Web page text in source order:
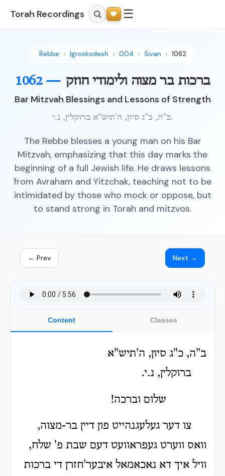
Torah Recordings ☰
Rebbe Igroskodesh 004 Sivan 1062
1062 — ברכות בר מצוה ולימודי חוזק
Bar Mitzvah Blessings and Lessons of Strength
ב"ה, כ"ג סיון, ה'תיש"א ברוקלין, נ.י.
The Rebbe blesses a young man on his Bar
Mitzvah, emphasizing that this day marks the
beginning of a full Jewish life. He draws lessons
from Avraham and Yitzchak, teaching not to be
intimidated by those who mock or oppose, but
to stand strong in Torah and mitzvos.
← Prev Next →
Content Classes
ב"ה, כ"ג סיון, ה'תיש"א
ברוקלין, נ.י.
שלום וברכה!
צו דער געלעגנהייט פון דיין בר-מצוה,
וואס ווערט געפראוועט דעם שבת פ' שלח,
וויל איך דא נאכאמאל איבער'חזרן די ברכות